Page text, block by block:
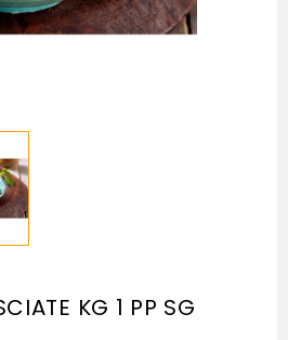
KG 1 PP SG